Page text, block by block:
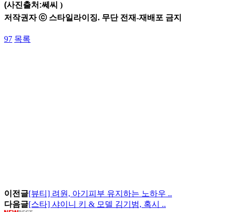
(사진출처:쎄씨 )
저작권자 ⓒ 스타일라이징. 무단 전재-재배포 금지
97 목록
이전글[뷰티] 려원, 아기피부 유지하는 노하우 ..
다음글[스타] 샤이니 키 & 모델 김기범, 혹시 ..